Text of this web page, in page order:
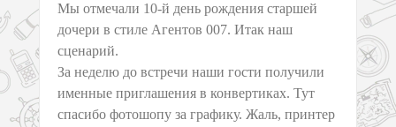
Мы отмечали 10-й день рождения старшей
дочери в стиле Агентов 007. Итак наш
сценарий.
За неделю до встречи наши гости получили
именные приглашения в конвертиках. Тут
спасибо фотошопу за графику. Жаль, принтер